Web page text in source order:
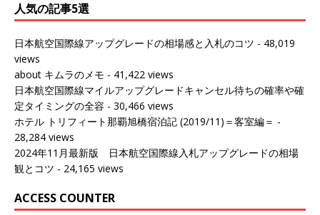
人気の記事5選
日本航空国際線アップグレードの相場感と入札のコツ - 48,019
views
about キムラのメモ - 41,422 views
日本航空国際線マイルアップグレードキャンセル待ちの確率や確
定タイミングの全容 - 30,466 views
ホテル トリフィート那覇旭橋宿泊記 (2019/11)＝客室編＝ -
28,284 views
2024年11月最新版 日本航空国際線入札アップグレードの相場
観とコツ - 24,165 views
ACCESS COUNTER